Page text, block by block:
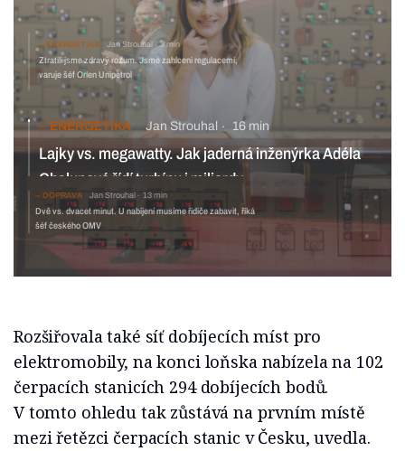
ENERGETIKA Jan Strouhal 3 min
Ztratili jsme zdravý rozum. Jsme zahlceni regulacemi, varuje
šéf Orlen Unipetrol
ENERGETIKA Jan Strouhal
Lajky vs. megawatty. Jak jaderná inženýrka Adéla
Chalupová řídí turbínu i miliardy
DOPRAVA Jan Strouhal 13 min
Dvě vs. dvacet minut. U nabíjení musíme řidiče zabavit, říká
šéf českého OMV
Rozšiřovala také síť dobíjecích míst pro
elektromobily, na konci loňska nabízela na 102
čerpacích stanicích 294 dobíjecích bodů.
V tomto ohledu tak zůstává na prvním místě
mezi řetězci čerpacích stanic v Česku, uvedla.